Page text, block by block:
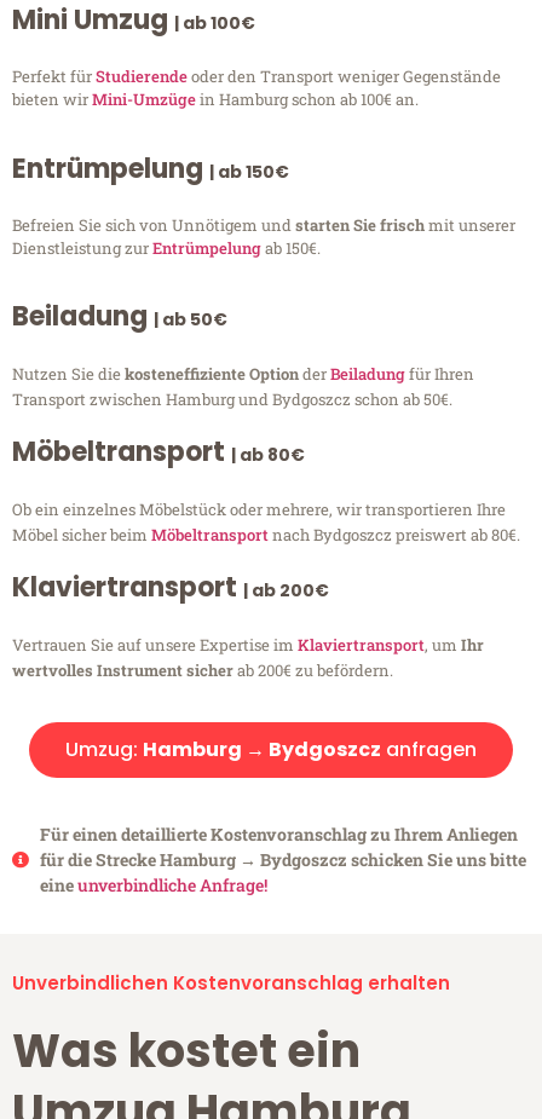
Mini Umzug | ab 100€
Perfekt fürStudierendeoder den Transport weniger Gegenstände
bieten wirMini-Umzügein Hamburg schon ab 100€ an.
Entrümpelung | ab 150€
Befreien Sie sich von Unnötigem undstarten Sie frischmit unserer
Dienstleistung zurEntrümpelungab 150€.
Beiladung | ab 50€
Nutzen Sie diekosteneffiziente OptionderBeiladungfür Ihren
Transport zwischen Hamburg und Bydgoszcz schon ab 50€.
Möbeltransport | ab 80€
Ob ein einzelnes Möbelstück oder mehrere, wir transportieren Ihre
Möbel sicher beim Möbeltransportnach Bydgoszcz preiswert ab 80€.
Klaviertransport | ab 200€
Vertrauen Sie auf unsere Expertise im Klaviertransport, um Ihr
wertvolles Instrument sicherab 200€ zu befördern.
Umzug: Hamburg → Bydgoszcz anfragen
Für einen detaillierte Kostenvoranschlag zu Ihrem Anliegen
für die Strecke Hamburg → Bydgoszcz schicken Sie uns bitte
eineunverbindliche Anfrage!
Unverbindlichen Kostenvoranschlag erhalten
Was kostet ein